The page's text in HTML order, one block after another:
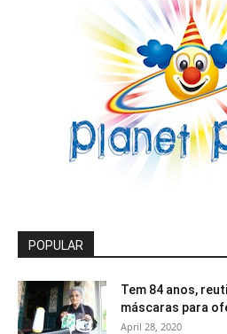
POPULAR
Tem 84 anos,
máscaras para
April 28, 2020